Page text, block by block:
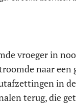
vroeger in
naar
in
terug, die